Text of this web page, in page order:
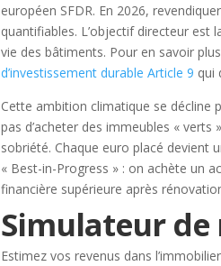
européen SFDR. En 2026,
quantifiables. L’objectif directeur
vie des bâtiments. Pour en savoir
d’investissement durable Article 9 qui
Cette ambition climatique se décline
pas d’acheter des immeubles «
sobriété. Chaque euro placé devient
« Best-in-Progress » : on achète un
financière supérieure après
Simulateur de
Estimez vos revenus dans